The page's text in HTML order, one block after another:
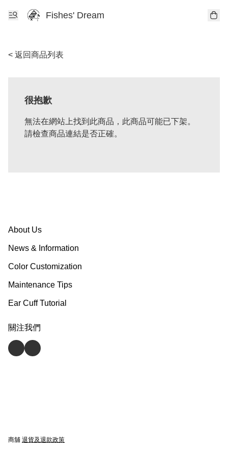
Fishes' Dream
< 返回商品列表
很抱歉
無法在網站上找到此商品，此商品可能已下架。
請檢查商品連結是否正確。
About Us
News & Information
Color Customization
Maintenance Tips
Ear Cuff Tutorial
關注我們
商舖 退貨及退款政策